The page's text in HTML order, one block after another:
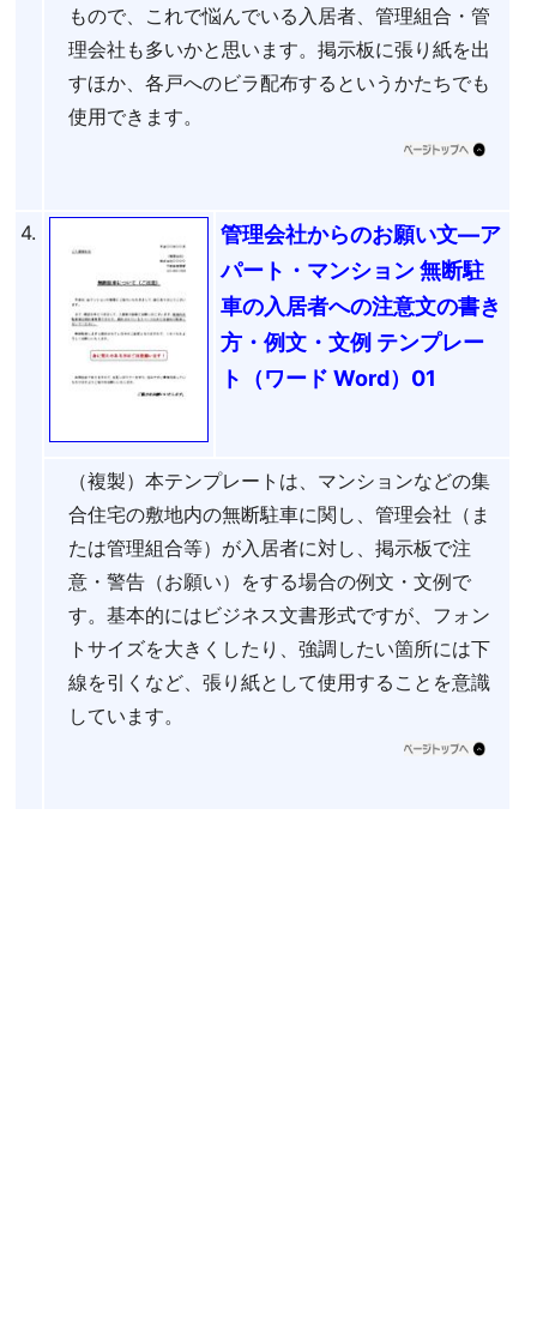
もので、これで悩んでいる入居者、管理組合・管
理会社も多いかと思います。掲示板に張り紙を出
すほか、各戸へのビラ配布するというかたちでも
使用できます。
4.
管理会社からのお願い文―ア
パート・マンション 無断駐
車の入居者への注意文の書き
方・例文・文例 テンプレー
ト（ワード Word）01
（複製）本テンプレートは、マンションなどの集
合住宅の敷地内の無断駐車に関し、管理会社（ま
たは管理組合等）が入居者に対し、掲示板で注
意・警告（お願い）をする場合の例文・文例で
す。基本的にはビジネス文書形式ですが、フォン
トサイズを大きくしたり、強調したい箇所には下
線を引くなど、張り紙として使用することを意識
しています。